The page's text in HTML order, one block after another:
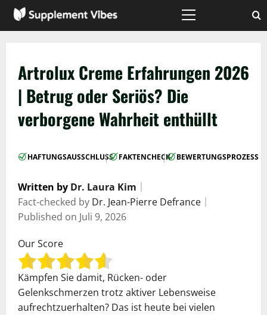
Zum
Inhalt
Hauptmenü
Artrolux Creme Erfahrungen 2026
| Betrug oder Seriös? Die
verborgene Wahrheit enthüllt
HAFTUNGSAUSSCHLUSS
| FAKTENCHECK
| BEWERTUNGSPROZESS
Written by Dr. Laura Kim
Fact-checked by Dr. Jean-Pierre Defrance
Published on Juli 9, 2026
Our Score
Kämpfen Sie damit, Rücken- oder
Gelenkschmerzen trotz aktiver Lebensweise
aufrechtzuerhalten? Das ist heute bei vielen